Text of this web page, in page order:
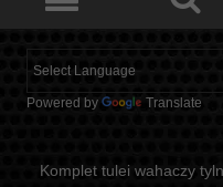
Powered by Translate
Komplet tulei wahaczy